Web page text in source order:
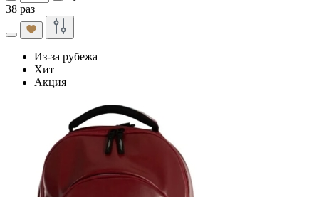
38 раз
Из-за рубежа
Хит
Акция